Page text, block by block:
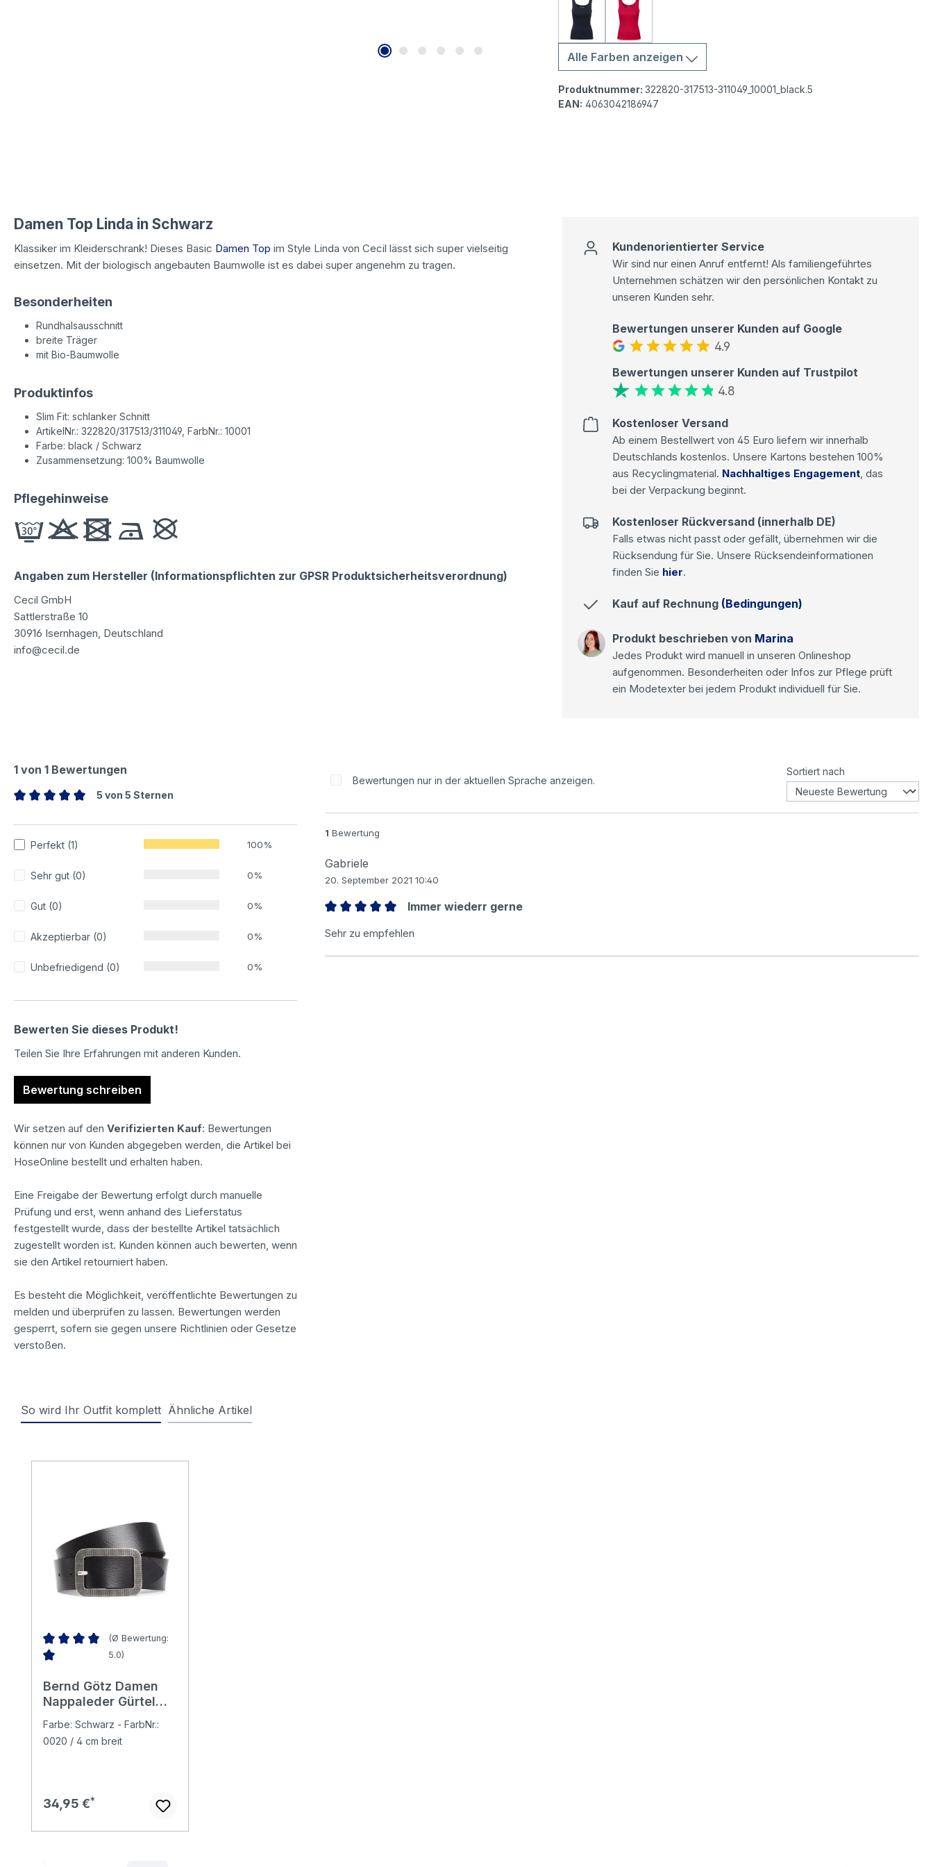
Cecil Linda Top deep blue
Cecil Linda Top granita red
Alle Farben anzeigen
Produktnummer: 322820-317513-311049_10001_black.5
EAN: 4063042186947
Damen Top Linda in Schwarz
Klassiker im Kleiderschrank! Dieses Basic Damen Top im Style Linda von Cecil lässt sich super vielseitig
einsetzen. Mit der biologisch angebauten Baumwolle ist es dabei super angenehm zu tragen.
Besonderheiten
Rundhalsausschnitt
breite Träger
mit Bio-Baumwolle
Produktinfos
Slim Fit: schlanker Schnitt
ArtikelNr.: 322820/317513/311049, FarbNr.: 10001
Farbe: black / Schwarz
Zusammensetzung: 100% Baumwolle
Pflegehinweise
Angaben zum Hersteller (Informationspflichten zur GPSR Produktsicherheitsverordnung)
Cecil GmbH
Sattlerstraße 10
30916 Isernhagen, Deutschland
info@cecil.de
Kundenorientierter Service
Wir sind nur einen Anruf entfernt! Als familiengeführtes
Unternehmen schätzen wir den persönlichen Kontakt zu
unseren Kunden sehr.
Bewertungen unserer Kunden auf Google
4.9
Bewertungen unserer Kunden auf Trustpilot
4.8
Kostenloser Versand
Ab einem Bestellwert von 45 Euro liefern wir innerhalb
Deutschlands kostenlos. Unsere Kartons bestehen 100%
aus Recyclingmaterial. Nachhaltiges Engagement, das
bei der Verpackung beginnt.
Kostenloser Rückversand (innerhalb DE)
Falls etwas nicht passt oder gefällt, übernehmen wir die
Rücksendung für Sie. Unsere Rücksendeinformationen
finden Sie hier.
Kauf auf Rechnung (Bedingungen)
Produkt beschrieben von Marina
Jedes Produkt wird manuell in unseren Onlineshop
aufgenommen. Besonderheiten oder Infos zur Pflege prüft
ein Modetexter bei jedem Produkt individuell für Sie.
1 von 1 Bewertungen
5 von 5 Sternen
Perfekt (1) 100%
Sehr gut (0) 0%
Gut (0) 0%
Akzeptierbar (0) 0%
Unbefriedigend (0) 0%
Bewerten Sie dieses Produkt!
Teilen Sie Ihre Erfahrungen mit anderen Kunden.
Bewertung schreiben
Wir setzen auf den Verifizierten Kauf: Bewertungen
können nur von Kunden abgegeben werden, die Artikel bei
HoseOnline bestellt und erhalten haben.
Eine Freigabe der Bewertung erfolgt durch manuelle
Prüfung und erst, wenn anhand des Lieferstatus
festgestellt wurde, dass der bestellte Artikel tatsächlich
zugestellt worden ist. Kunden können auch bewerten, wenn
sie den Artikel retourniert haben.
Es besteht die Möglichkeit, veröffentlichte Bewertungen zu
melden und überprüfen zu lassen. Bewertungen werden
gesperrt, sofern sie gegen unsere Richtlinien oder Gesetze
verstoßen.
Bewertungen nur in der aktuellen Sprache anzeigen.
Sortiert nach
1 Bewertung
Gabriele
20. September 2021 10:40
Immer wiederr gerne
Sehr zu empfehlen
So wird Ihr Outfit komplett Ähnliche Artikel
(Ø Bewertung:
5.0)
Bernd Götz Damen
Nappaleder Gürtel
Farbe: Schwarz - FarbNr.:
0020 / 4 cm breit
Regulärer Preis:
34,95 €